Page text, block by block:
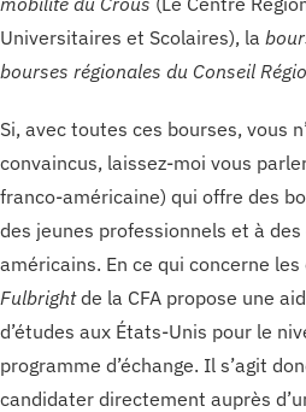
Universitaires et Scolaires), la
bourses régionales du Conseil
Si, avec toutes ces bourses, vous
convaincus, laissez-moi vous
franco-américaine) qui offre des
des jeunes professionnels et à
américains. En ce qui concerne
Fulbrightde la CFA propose une
d’études aux États-Unis pour le
programme d’échange. Il s’agit
candidater directement auprès